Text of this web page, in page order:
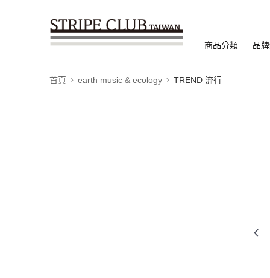
商品分類 品
首頁 earth music & ecology TREND 流行